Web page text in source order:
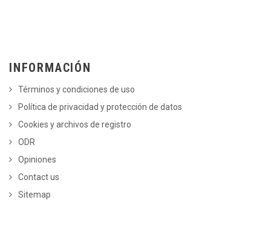
INFORMACIÓN
Términos y condiciones de uso
Política de privacidad y protección de datos
Cookies y archivos de registro
ODR
Opiniones
Contact us
Sitemap